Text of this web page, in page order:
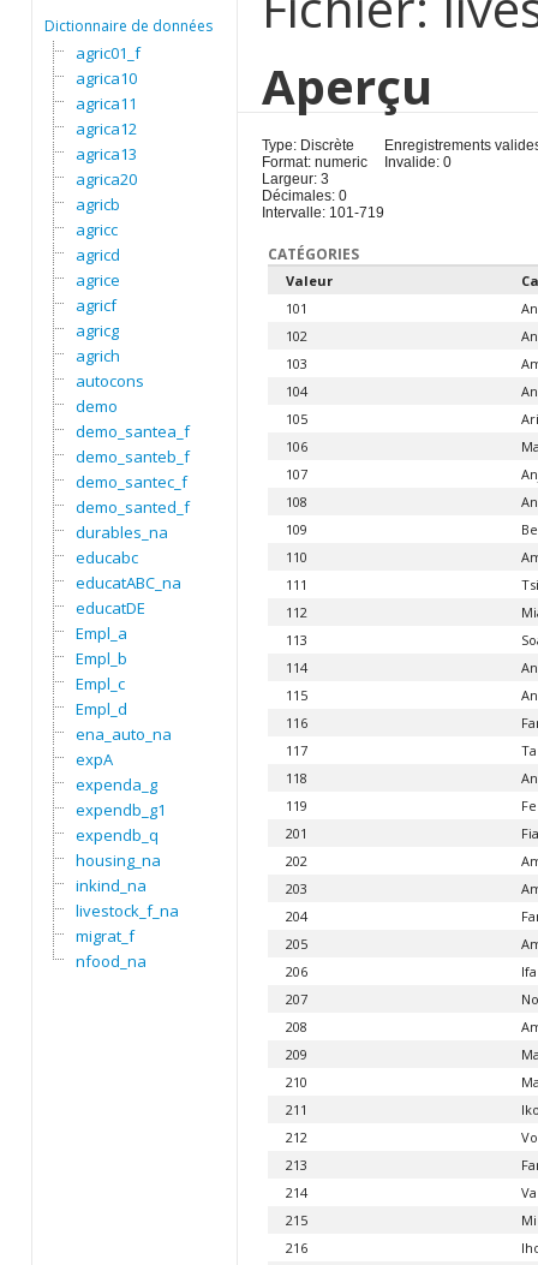
Dictionnaire de données
agric01_f
agrica10
agrica11
agrica12
agrica13
agrica20
agricb
agricc
agricd
agrice
agricf
agricg
agrich
autocons
demo
demo_santea_f
demo_santeb_f
demo_santec_f
demo_santed_f
durables_na
educabc
educatABC_na
educatDE
Empl_a
Empl_b
Empl_c
Empl_d
ena_auto_na
expA
expenda_g
expendb_g1
expendb_q
housing_na
inkind_na
livestock_f_na
migrat_f
nfood_na
Aperçu
Type: Discrète
Format: numeric
Largeur: 3
Décimales: 0
Intervalle: 101-719
Enregistrements
Invalide: 0
CATÉGORIES
Valeur
101
102
103
104
105
106
107
108
109
110
111
112
113
114
115
116
117
118
119
201
202
203
204
205
206
207
208
209
210
211
212
213
214
215
216